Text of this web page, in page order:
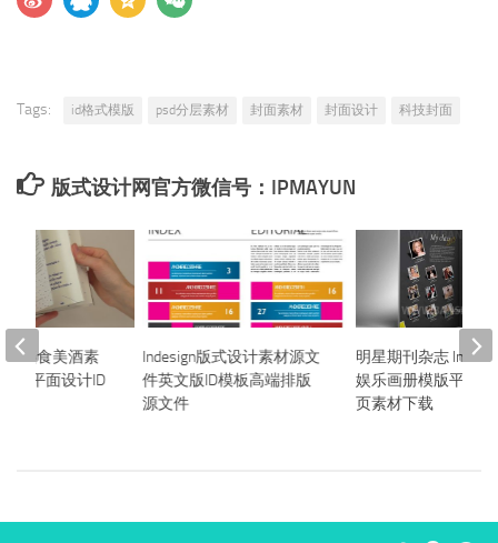
Tags: id格式模版 psd分层素材 封面素材 封面设计 科技封面
版式设计网官方微信号：IPMAYUN
Indesign版式设计素材源文
件英文版ID模板高端排版
源文件
明星期刊杂志
娱乐画册模版平面
页素材下载
板美食美酒素
材平面设计ID